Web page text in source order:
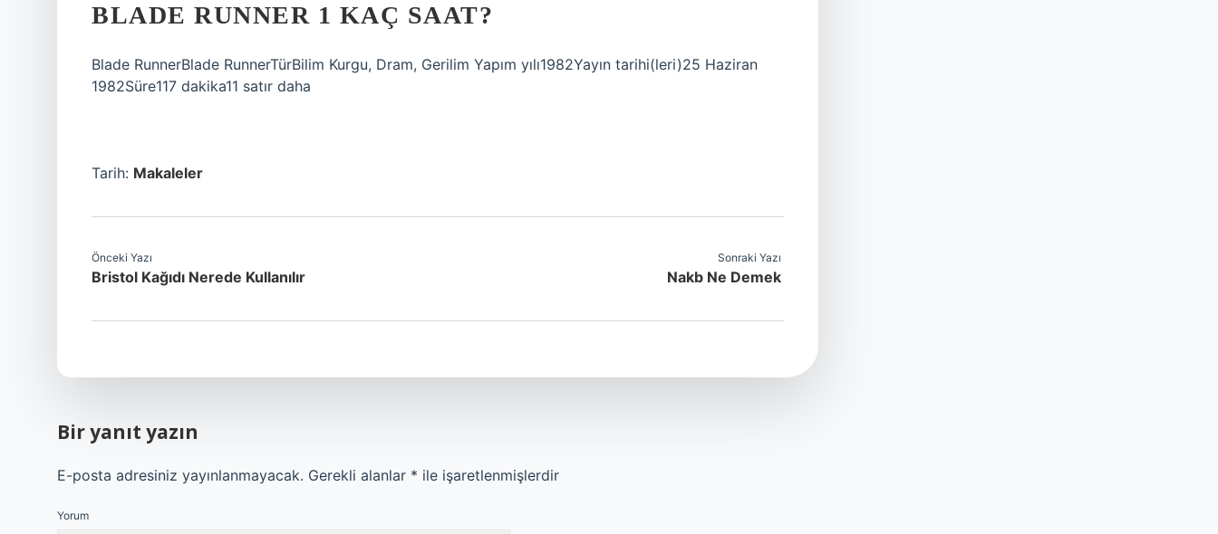
BLADE RUNNER 1 KAÇ SAAT?
Blade RunnerBlade RunnerTürBilim Kurgu, Dram, Gerilim Yapım yılı1982Yayın tarihi(leri)25 Haziran
1982Süre117 dakika11 satır daha
Tarih: Makaleler
Önceki Yazı
Bristol Kağıdı Nerede Kullanılır
Sonraki Yazı
Nakb Ne Demek
Bir yanıt yazın
E-posta adresiniz yayınlanmayacak. Gerekli alanlar * ile işaretlenmişlerdir
Yorum